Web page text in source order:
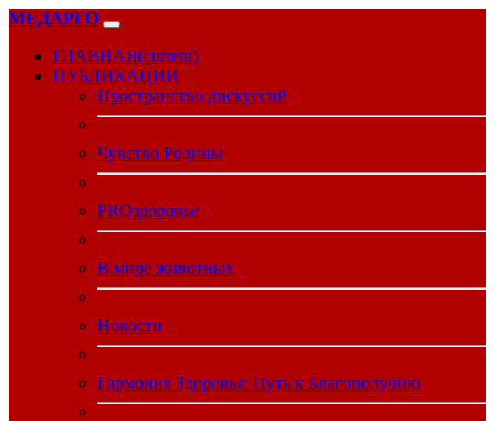
МЕДАРГО
ГЛАВНАЯ(current)
ПУБЛИКАЦИИ
Пространство дискуссий
Чувство Родины
PROздоровье
В мире животных
Новости
Гармония Здоровья: Путь к Благополучию